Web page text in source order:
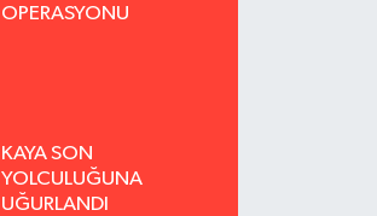
OPERASYONU
KAYA SON
YOLCULUĞUNA
UĞURLANDI